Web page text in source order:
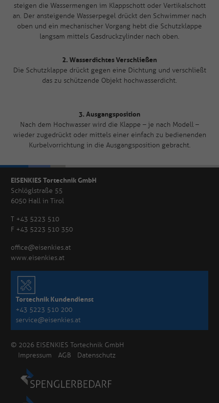
steigen die Wassermengen im Klappschott oder Vertikalschott
an. Der ansteigende Wasserpegel drückt den Schwimmer nach
oben und ein mechanischer Vorgang hebt die Schutzklappe
langsam mittels Gasdruckzylinder nach oben.
2. Wasserdichtes Verschließen
Die Schutzklappe drückt gegen eine Dichtung und verschließt
das zu schützende Objekt hochwasserdicht.
3. Ausgangsposition
Nach dem Hochwasser wird die Klappe – je nach Modell –
wieder zugedrückt oder mittels einer einfach zu bedienenden
Kurbelvorrichtung in die Ausgangsposition gebracht.
EISENKIES Tortechnik GmbH
Schlöglstraße 55
6050 Hall in Tirol
T +43 5223 510
F +43 5223 510 350
office@eisenkies.at
www.eisenkies.at
Tortechnik Kundendienst
+43 5223 510 200
service@eisenkies.at
© 2026 EISENKIES Tortechnik GmbH
Impressum
AGB Datenschutz